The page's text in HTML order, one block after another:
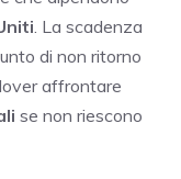
. La scadenza
di non ritorno
affrontare
se non riescono